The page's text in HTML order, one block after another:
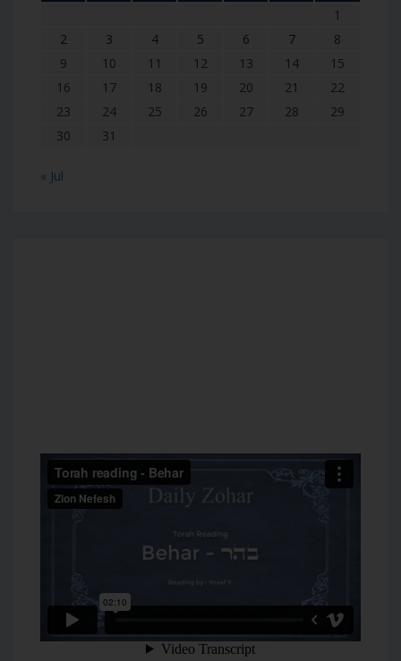
1
2
3 4 5 6 7
8
9
10 11 12 13 14
15
16
17 18 19 20 21
22
23
24 25 26 27 28
29
30
31
« Jul